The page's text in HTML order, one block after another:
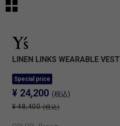
LINEN LINKS WEARABLE VEST
Special price
¥ 24,200 (税込)
¥ 48,400 (税込)